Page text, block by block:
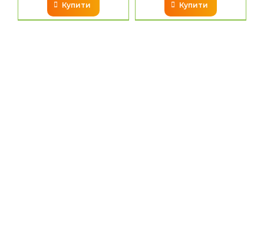
Купити Купити